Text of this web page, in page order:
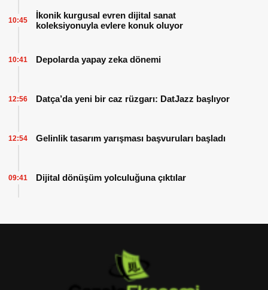
İkonik kurgusal evren dijital sanat
koleksiyonuyla evlere konuk oluyor
10:45
Depolarda yapay zeka dönemi
10:41
Datça’da yeni bir caz rüzgarı: DatJazz başlıyor
12:56
Gelinlik tasarım yarışması başvuruları başladı
12:54
Dijital dönüşüm yolculuğuna çıktılar
09:41